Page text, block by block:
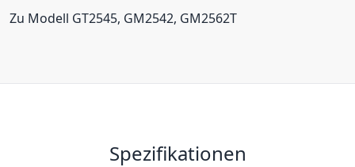
Zu Modell GT2545, GM2542, GM2562T
Spezifikationen